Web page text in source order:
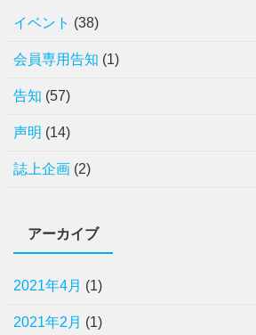
イベント (38)
会員専用告知 (1)
告知 (57)
声明 (14)
誌上企画 (2)
アーカイブ
2021年4月 (1)
2021年2月 (1)